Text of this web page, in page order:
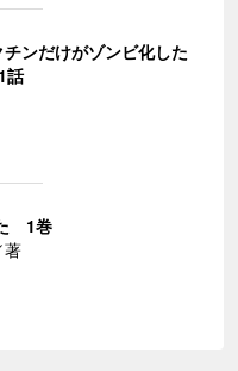
チンだけがゾンビ化した
話
1巻
著